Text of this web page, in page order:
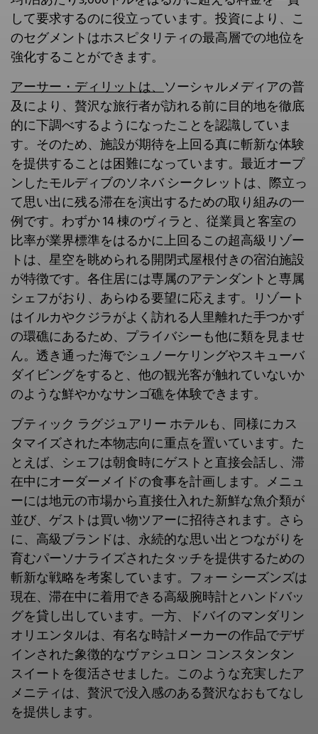
して要求するのに役立っています。投資により、こ
のセグメントはホスピタリティの最高層での地位を
強化することができます。
アーサー・ディリットは、ソーシャルメディアの普
及により、贅沢な旅行者が訪れる前に目的地を徹底
的に下調べするようになったことを認識していま
す。そのため、施設が期待を上回る真に斬新な体験
を提供することは困難になっています。最近オープ
ンしたモルディブのソネバ シークレットは、際立っ
て思い出に残る滞在を演出するための取り組みの一
例です。わずか 14 棟のヴィラと、従業員と客室の
比率が業界標準をはるかに上回るこの超高級リゾー
トは、星空を眺められる開閉式屋根付きの宿泊施設
が特徴です。各住居には専属のアテンダントと専属
シェフがおり、あらゆる要望に応えます。リゾート
はイルカやクジラがよく訪れる人里離れた手つかず
の環礁にあるため、プライバシーも他に類を見ませ
ん。透き通った海でシュノーケリングやスキューバ
ダイビングをすると、他の観光客が触れていないか
のような鮮やかなサンゴ礁を体験できます。
ブティック ラグジュアリー ホテルも、同様にカス
タマイズされた本物志向に重点を置いています。た
とえば、シェフは朝食時にゲストと直接会話し、滞
在中にオーダーメイドの食事を計画します。メニュ
ーには地元の市場から直接仕入れた新鮮な魚介類が
並び、ゲストは買い物ツアーに招待されます。さら
に、高級ブランドは、永続的な思い出とつながりを
育むパーソナライズされたタッチを提供するための
斬新な戦略を考案しています。フォー シーズンズは
現在、滞在中に着用できる高級腕時計とハンドバッ
グを貸し出しています。一方、ドバイのマンダリン
オリエンタルは、有名な時計メーカーの作品でデザ
インされた象徴的なヴァシュロン コンスタンタン
スイートを復活させました。このような充実したア
メニティは、贅沢で没入感のある贅沢なおもてなし
を提供します。